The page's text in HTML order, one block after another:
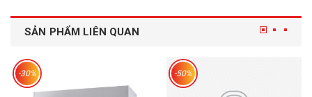
SẢN PHẨM LIÊN QUAN
-30% -50%